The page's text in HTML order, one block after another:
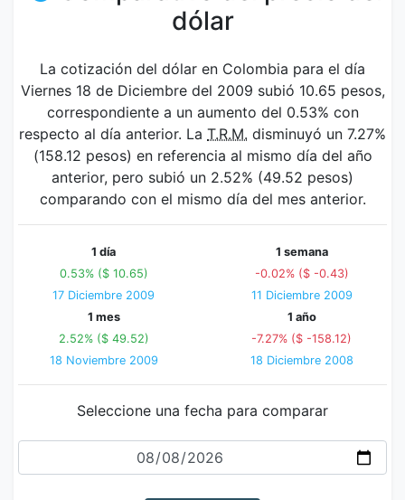
dólar
La cotización del dólar en Colombia para el día
Viernes 18 de Diciembre del 2009 subió 10.65 pesos,
correspondiente a un aumento del 0.53% con
respecto al día anterior. La T.R.M. disminuyó un 7.27%
(158.12 pesos) en referencia al mismo día del año
anterior, pero subió un 2.52% (49.52 pesos)
comparando con el mismo día del mes anterior.
1 día
0.53% ($ 10.65)
17 Diciembre 2009
1 semana
-0.02% ($ -0.43)
11 Diciembre 2009
1 mes
2.52% ($ 49.52)
18 Noviembre 2009
1 año
-7.27% ($ -158.12)
18 Diciembre 2008
Seleccione una fecha para comparar
Fecha